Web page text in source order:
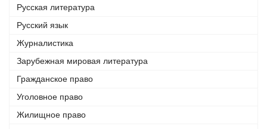
Русская литература
Русский язык
Журналистика
Зарубежная мировая литература
Гражданское право
Уголовное право
Жилищное право